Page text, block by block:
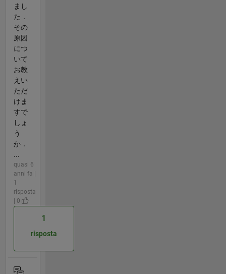
まし
た．
その
原因
につ
いて
お教
えい
ただ
けま
すで
しょ
う
か．
...
quasi 6
anni fa |
1
risposta
| 0
1
risposta